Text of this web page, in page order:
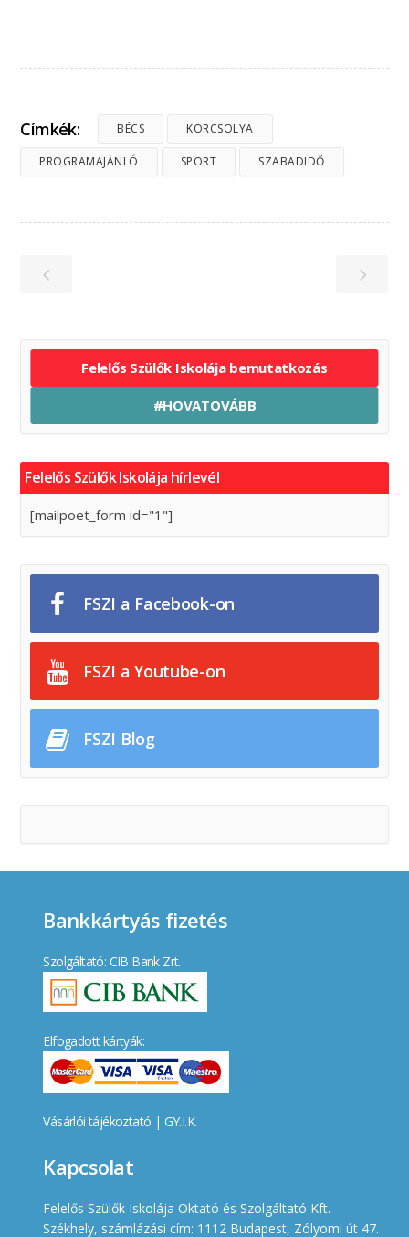
Címkék: BÉCS KORCSOLYA
PROGRAMAJÁNLÓ SPORT SZABADIDŐ
Felelős Szülők Iskolája bemutatkozás
#HOVATOVÁBB
Felelős Szülők Iskolája hírlevél
[mailpoet_form id="1"]
FSZI a Facebook-on
FSZI a Youtube-on
FSZI Blog
Bankkártyás fizetés
Szolgáltató: CIB Bank Zrt.
Elfogadott kártyák:
Vásárlói tájékoztató | GY.I.K.
Kapcsolat
Felelős Szülők Iskolája Oktató és Szolgáltató Kft.
Székhely, számlázási cím: 1112 Budapest, Zólyomi út 47.